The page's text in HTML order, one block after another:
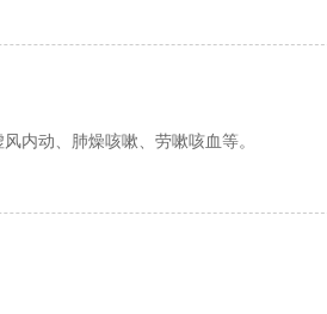
内动、肺燥咳嗽、劳嗽咳血等。